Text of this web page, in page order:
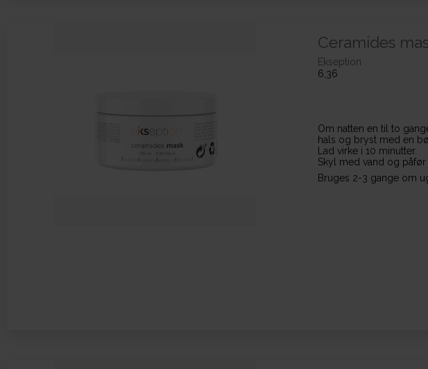
Ceramides
Ekseption
6,36
Om natten en til to
hals og bryst med en
Lad virke i 10 minutter.
Skyl med vand og
Bruges 2-3 gange om